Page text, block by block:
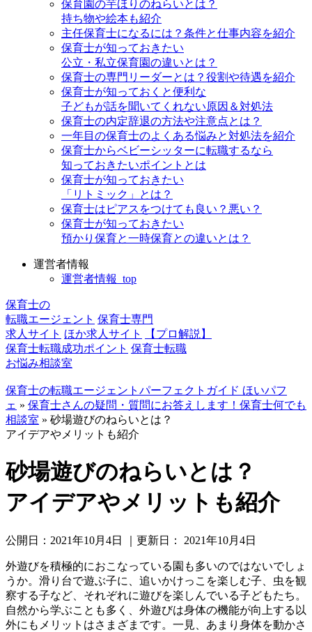
保育園の芋ほりのねらいとは？
持ち物や絵本も紹介
主任保育士になるには？条件と仕事内容を紹介
保育士が知っておきたい
公立・私立保育園の違いとは？
保育士の専門リーダーとは？役割や待遇を紹介
保育士が知っておくと便利な
子どもが話を聞いてくれない原因＆対処法
保育士の内定辞退の方法や注意点とは？
一年目の保育士のよくある悩みと対処法を紹介
保育士からベビーシッターに転職するなら
知っておきたいポイントとは
保育士が知っておきたい
「リトミック」とは？
保育士はピアスをつけても良い？悪い？
保育士が知っておきたい
預かり保育と一時保育との違いとは？
運営者情報
運営者情報_top
保育士の
転職エージェント 保育士専門
求人サイト ほか求人サイト
【プロ解説】
保育士転職成功ポイント 保育士転職
お悩み相談室
保育士の転職エージェントパーフェクトガイド ほいパフ
ェ » 保育士さんの疑問・質問にお答えします！保育士何でも
相談室 » 砂場遊びのねらいとは？
アイデアやメリットも紹介
砂場遊びのねらいとは？
アイデアやメリットも紹介
公開日： 2021年10月4日 ｜更新日： 2021年10月4日
外遊びを積極的におこなっている園も多いのではないでしょ
うか。滑り台で遊ぶ子に、追いかけっこを楽しむ子、虫を観
察する子など、それぞれに遊びを楽しんでいる子どもたち。
自然から学ぶことも多く、外遊びは身体の機能が向上する以
外にもメリットはさまざまです。一見、あまり身体を動かさ